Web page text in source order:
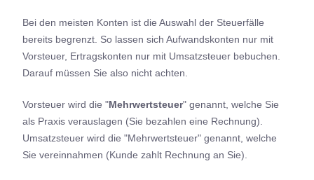
Bei den meisten Konten ist die Auswahl der Steuerfälle
bereits begrenzt. So lassen sich Aufwandskonten nur mit
Vorsteuer, Ertragskonten nur mit Umsatzsteuer bebuchen.
Darauf müssen Sie also nicht achten.
Vorsteuer wird die "Mehrwertsteuer" genannt, welche Sie
als Praxis verauslagen (Sie bezahlen eine Rechnung).
Umsatzsteuer wird die "Mehrwertsteuer" genannt, welche
Sie vereinnahmen (Kunde zahlt Rechnung an Sie).